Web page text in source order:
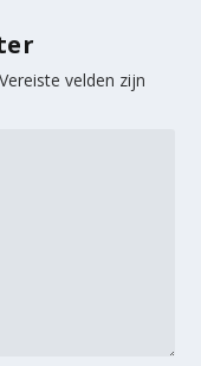
Vereiste velden zijn